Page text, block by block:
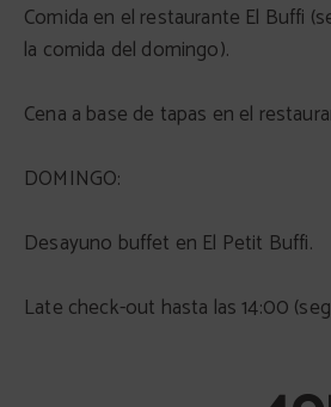
Comida en el restaurante El Buffi
la comida del domingo).
Cena a base de tapas en el
DOMINGO:
Desayuno buffet en El Petit Buffi.
Late check-out hasta las 14:00